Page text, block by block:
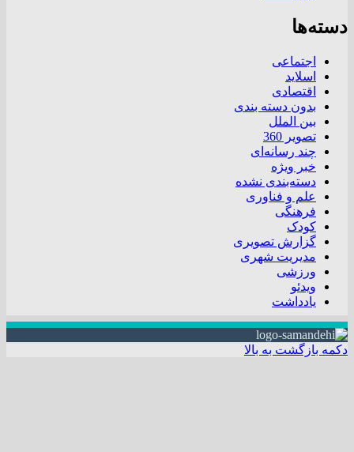
دسته‌ها
اجتماعی
اسلاید
اقتصادی
بدون دسته بندی
بین الملل
تصویر 360
چند رسانه‌ای
خبر ویژه
دسته‌بندی نشده
علم و فناوری
فرهنگی
کودک
گزارش تصویری
مدیریت شهری
ورزشی
ویدئو
یادداشت
دکمه بازگشت به بالا